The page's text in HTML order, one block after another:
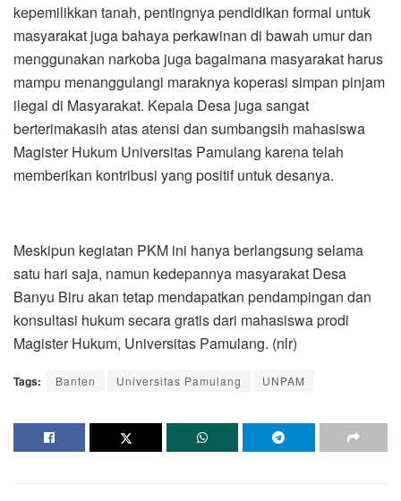
kepemilikkan tanah, pentingnya pendidikan formal untuk
masyarakat juga bahaya perkawinan di bawah umur dan
menggunakan narkoba juga bagaimana masyarakat harus
mampu menanggulangi maraknya koperasi simpan pinjam
ilegal di Masyarakat. Kepala Desa juga sangat
berterimakasih atas atensi dan sumbangsih mahasiswa
Magister Hukum Universitas Pamulang karena telah
memberikan kontribusi yang positif untuk desanya.
Meskipun kegiatan PKM ini hanya berlangsung selama
satu hari saja, namun kedepannya masyarakat Desa
Banyu Biru akan tetap mendapatkan pendampingan dan
konsultasi hukum secara gratis dari mahasiswa prodi
Magister Hukum, Universitas Pamulang. (nlr)
Tags: Banten Universitas Pamulang UNPAM